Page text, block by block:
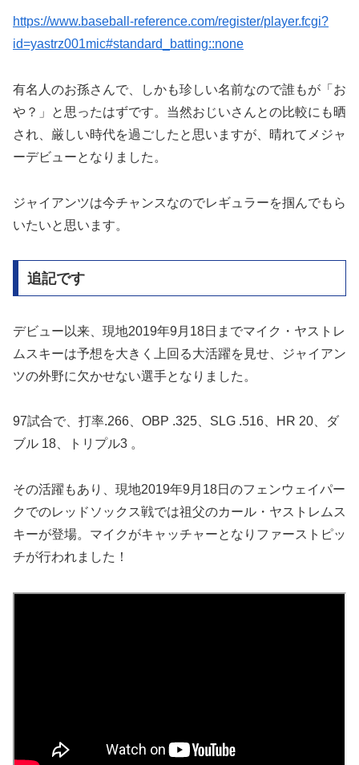
https://www.baseball-reference.com/register/player.fcgi?
id=yastrz001mic#standard_batting::none
有名人のお孫さんで、しかも珍しい名前なので誰もが「お
や？」と思ったはずです。当然おじいさんとの比較にも晒
され、厳しい時代を過ごしたと思いますが、晴れてメジャ
ーデビューとなりました。
ジャイアンツは今チャンスなのでレギュラーを掴んでもら
いたいと思います。
追記です
デビュー以来、現地2019年9月18日までマイク・ヤストレ
ムスキーは予想を大きく上回る大活躍を見せ、ジャイアン
ツの外野に欠かせない選手となりました。
97試合で、打率.266、OBP .325、SLG .516、HR 20、ダ
ブル 18、トリプル3 。
その活躍もあり、現地2019年9月18日のフェンウェイパー
クでのレッドソックス戦では祖父のカール・ヤストレムス
キーが登場。マイクがキャッチャーとなりファーストピッ
チが行われました！